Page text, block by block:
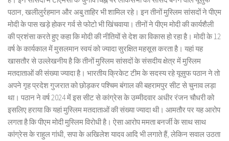
पठान, खलीलुर्रहमान और अबु ताहिर भी शामिल रहे। इन तीनों मुस्लिम सांसदों ने पीएम
मोदी के पास खड़े होकर गर्व से फोटो भी खिंचवाया। तीनों ने पीएम मोदी की कार्यशैली
की प्रशंसा करते हुए कहा कि मोदी की नीतियों से देश का विकास हो रहा है। मोदी के 12
वर्ष के कार्यकाल में मुसलमान स्वयं को ज्यादा सुरक्षित महसूस करता है। यहां यह
खासतौर से उल्लेखनीय है कि तीनों मुस्लिम सांसदों के संसदीय क्षेत्र में मुस्लिम
मतदाताओं की संख्या ज्यादा है। भारतीय क्रिकेट टीम के सदस्य रहे यूसुफ पठान ने तो
अपने गृह प्रदेश गुजरात को छोड़कर पश्चिम बंगाल की बहरामपुर सीट से चुनाव लड़ा
था। पठान ने वर्ष 2024 में इस सीट से कांग्रेस के उम्मीदवार अधीर रंजन चौधरी को
इसलिए हराया कि यहां मुस्लिम मतदाताओं की संख्या ज्यादा थी। आमतौर पर यह आरोप
लगता है कि पीएम मोदी मुस्लिम विरोधी है। ऐसा आरोप ममता बनर्जी के साथ साथ
कांग्रेस के राहुल गांधी, सपा के अखिलेश यादव आदि भी लगाते हैं, लेकिन सवाल उठता